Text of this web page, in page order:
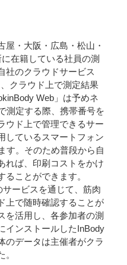
屋・大阪・広島・松山・
在籍している社員の測
社のクラウドサービス
クラウド上で測定結果
Web」は予めネ
測定する際、携帯番号を
ウド上で管理できるサー
しているスマートフォン
す。そのため普段から自
れば、印刷コストをかけ
ことができます。
サービスを通じて、筋肉
上で随時確認することが
を活用し、各参加者の測
インストールしたInBody
のデータは主催者がクラ